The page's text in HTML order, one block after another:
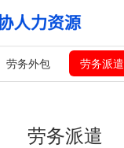
劳务外包 劳务派遣
劳务派遣